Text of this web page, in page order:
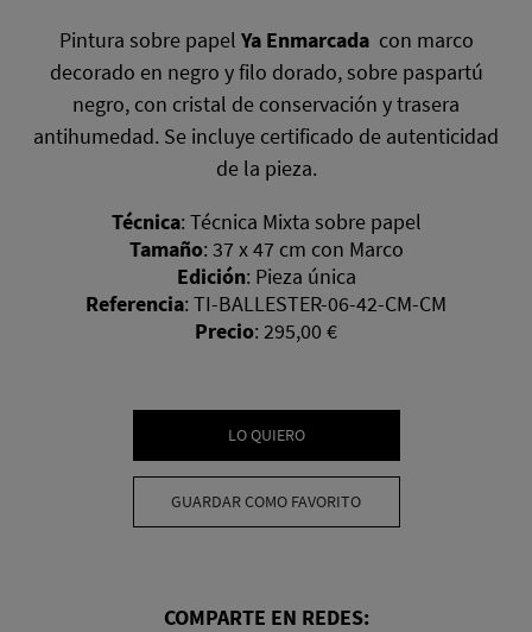
Pintura sobre papel Ya Enmarcadacon marco
decorado en negro y filo dorado, sobre paspartú
negro, con cristal de conservación y trasera
antihumedad. Se incluye certificado de autenticidad
de la pieza.
Técnica: Técnica Mixta sobre papel
Tamaño: 37 x 47 cm con Marco
Edición: Pieza única
Referencia: TI-BALLESTER-06-42-CM-CM
Precio: 295,00 €
LO QUIERO
GUARDAR COMO FAVORITO
COMPARTE EN REDES: